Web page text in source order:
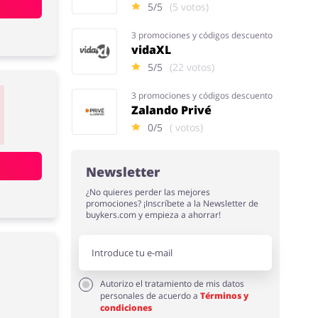
5/5 (5 votos)
3 promociones y códigos descuento
vidaXL
5/5 (22 votos)
3 promociones y códigos descuento
Zalando Privé
0/5 ( votos)
Newsletter
¿No quieres perder las mejores
promociones? ¡Inscríbete a la Newsletter de
buykers.com y empieza a ahorrar!
Autorizo el tratamiento de mis datos
personales de acuerdo aTérminos y
condiciones